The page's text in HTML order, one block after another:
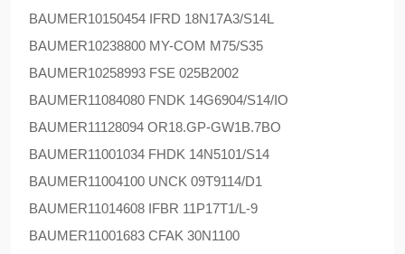
BAUMER10150454 IFRD 18N17A3/S14L
BAUMER10238800 MY-COM M75/S35
BAUMER10258993 FSE 025B2002
BAUMER11084080 FNDK 14G6904/S14/IO
BAUMER11128094 OR18.GP-GW1B.7BO
BAUMER11001034 FHDK 14N5101/S14
BAUMER11004100 UNCK 09T9114/D1
BAUMER11014608 IFBR 11P17T1/L-9
BAUMER11001683 CFAK 30N1100